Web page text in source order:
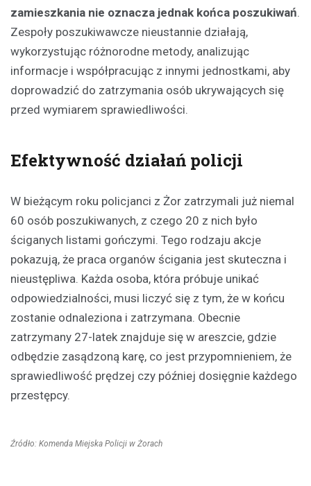
zamieszkania nie oznacza jednak końca poszukiwań.
Zespoły poszukiwawcze nieustannie działają,
wykorzystując różnorodne metody, analizując
informacje i współpracując z innymi jednostkami, aby
doprowadzić do zatrzymania osób ukrywających się
przed wymiarem sprawiedliwości.
Efektywność działań policji
W bieżącym roku policjanci z Żor zatrzymali już niemal
60 osób poszukiwanych, z czego 20 z nich było
ściganych listami gończymi. Tego rodzaju akcje
pokazują, że praca organów ścigania jest skuteczna i
nieustępliwa. Każda osoba, która próbuje unikać
odpowiedzialności, musi liczyć się z tym, że w końcu
zostanie odnaleziona i zatrzymana. Obecnie
zatrzymany 27-latek znajduje się w areszcie, gdzie
odbędzie zasądzoną karę, co jest przypomnieniem, że
sprawiedliwość prędzej czy później dosięgnie każdego
przestępcy.
Źródło: Komenda Miejska Policji w Żorach